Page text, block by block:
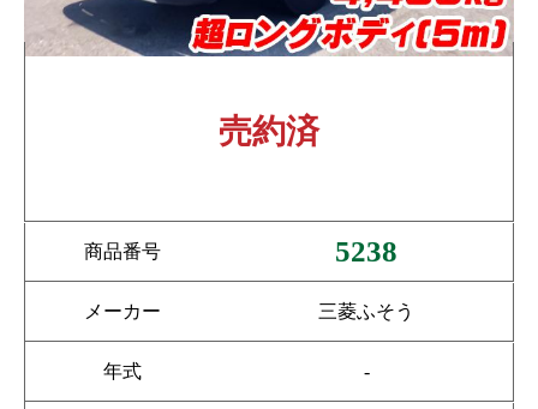
売約済
商品番号 5238
メーカー 三菱ふそう
年式 -